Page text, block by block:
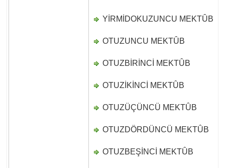
YİRMİDOKUZUNCU MEKTÛB
OTUZUNCU MEKTÛB
OTUZBİRİNCİ MEKTÛB
OTUZİKİNCİ MEKTÛB
OTUZÜÇÜNCÜ MEKTÛB
OTUZDÖRDÜNCÜ MEKTÛB
OTUZBEŞİNCİ MEKTÛB